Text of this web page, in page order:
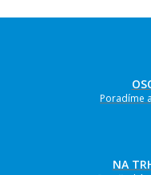
Poradíme
NA